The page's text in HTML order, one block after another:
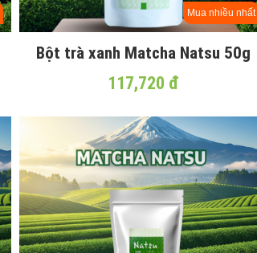
Mua nhiều nhất
Bột trà xanh Matcha Natsu 50g
117,720 đ